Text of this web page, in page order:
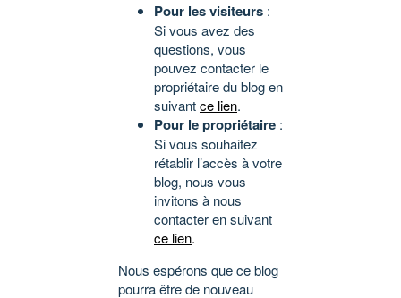
Pour les visiteurs :
Si vous avez des
questions, vous
pouvez contacter le
propriétaire du blog en
suivantce lien.
Pour le propriétaire :
Si vous souhaitez
rétablir l’accès à votre
blog, nous vous
invitons à nous
contacter en suivant
ce lien.
Nous espérons que ce blog
pourra être de nouveau